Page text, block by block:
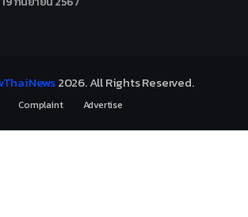
2026. All Rights Reserved.
Complaint Advertise